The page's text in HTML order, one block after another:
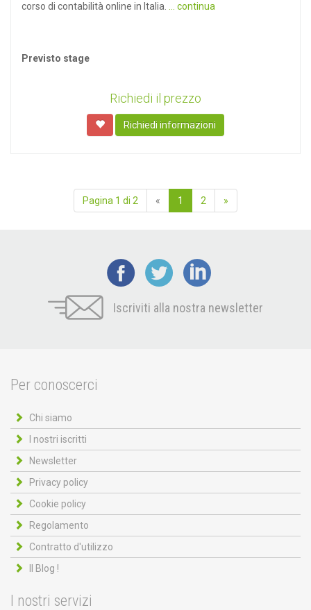
corso di contabilità online in Italia.
... continua
Previsto stage
Richiedi il prezzo
Richiedi informazioni
Pagina 1 di 2 « 1 2 »
Iscriviti alla nostra newsletter
Per conoscerci
Chi siamo
I nostri iscritti
Newsletter
Privacy policy
Cookie policy
Regolamento
Contratto d'utilizzo
Il Blog !
I nostri servizi